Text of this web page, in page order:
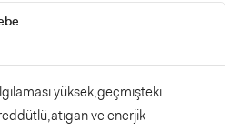
yüksek,geçmişteki
ve enerjik